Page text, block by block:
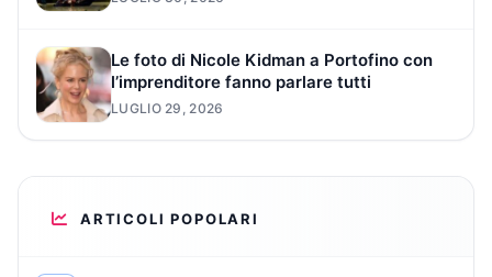
Le foto di Nicole Kidman a Portofino con
l’imprenditore fanno parlare tutti
LUGLIO 29, 2026
ARTICOLI POPOLARI